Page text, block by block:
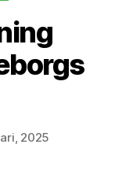
2025